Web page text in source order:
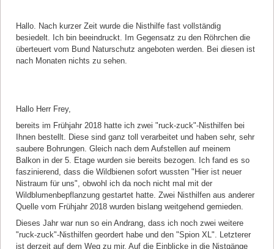
Hallo. Nach kurzer Zeit wurde die Nisthilfe fast vollständig
besiedelt. Ich bin beeindruckt. Im Gegensatz zu den Röhrchen die
überteuert vom Bund Naturschutz angeboten werden. Bei diesen ist
nach Monaten nichts zu sehen.
Hallo Herr Frey,
bereits im Frühjahr 2018 hatte ich zwei "ruck-zuck"-Nisthilfen bei
Ihnen bestellt. Diese sind ganz toll verarbeitet und haben sehr, sehr
saubere Bohrungen. Gleich nach dem Aufstellen auf meinem
Balkon in der 5. Etage wurden sie bereits bezogen. Ich fand es so
faszinierend, dass die Wildbienen sofort wussten "Hier ist neuer
Nistraum für uns", obwohl ich da noch nicht mal mit der
Wildblumenbepflanzung gestartet hatte. Zwei Nisthilfen aus anderer
Quelle vom Frühjahr 2018 wurden bislang weitgehend gemieden.
Dieses Jahr war nun so ein Andrang, dass ich noch zwei weitere
"ruck-zuck"-Nisthilfen geordert habe und den "Spion XL". Letzterer
ist derzeit auf dem Weg zu mir. Auf die Einblicke in die Nistgänge